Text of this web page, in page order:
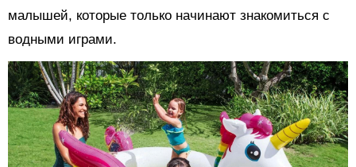
малышей, которые только начинают знакомиться с
водными играми.